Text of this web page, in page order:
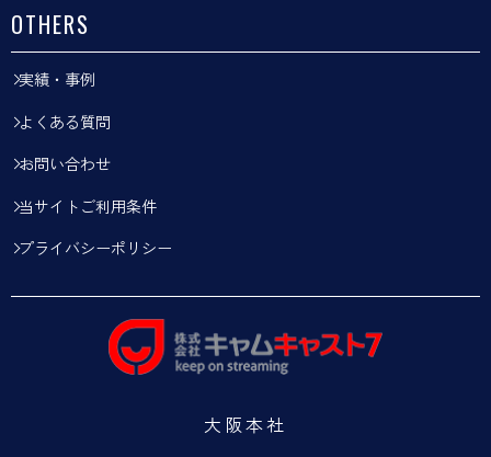
OTHERS
実績・事例
よくある質問
お問い合わせ
当サイトご利用条件
プライバシーポリシー
大阪本社